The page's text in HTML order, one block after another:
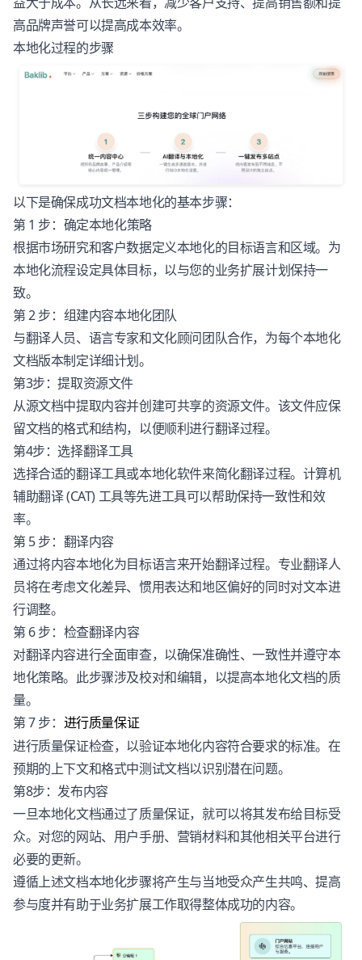
高品牌声誉可以提高成本效率。
本地化过程的步骤
以下是确保成功文档本地化的基本步骤：
第 1 步：确定本地化策略
根据市场研究和客户数据定义本地化的目标语言和区域。为
本地化流程设定具体目标，以与您的业务扩展计划保持一
致。
第 2 步：组建内容本地化团队
与翻译人员、语言专家和文化顾问团队合作，为每个本地化
文档版本制定详细计划。
第3步：提取资源文件
从源文档中提取内容并创建可共享的资源文件。该文件应保
留文档的格式和结构，以便顺利进行翻译过程。
第4步：选择翻译工具
选择合适的翻译工具或本地化软件来简化翻译过程。计算机
辅助翻译 (CAT) 工具等先进工具可以帮助保持一致性和效
率。
第 5 步：翻译内容
通过将内容本地化为目标语言来开始翻译过程。专业翻译人
员将在考虑文化差异、惯用表达和地区偏好的同时对文本进
行调整。
第 6 步：检查翻译内容
对翻译内容进行全面审查，以确保准确性、一致性并遵守本
地化策略。此步骤涉及校对和编辑，以提高本地化文档的质
量。
第 7 步：
进行质量保证
进行质量保证检查，以验证本地化内容符合要求的标准。在
预期的上下文和格式中测试文档以识别潜在问题。
第8步：发布内容
一旦本地化文档通过了质量保证，就可以将其发布给目标受
众。对您的网站、用户手册、营销材料和其他相关平台进行
必要的更新。
遵循上述文档本地化步骤将产生与当地受众产生共鸣、提高
参与度并有助于业务扩展工作取得整体成功的内容。